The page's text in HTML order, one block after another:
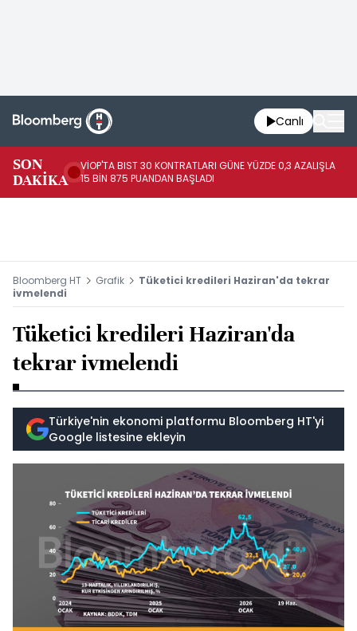
Canlı
SON
DAKİKA
VİOP'TA BIST 30 KONTRATLARI GÜNE YÜZDE 0,3 AZALIŞLA
15 BİN 875 PUANDAN BAŞLADI
Bloomberg HT Grafik
Tüketici kredileri Haziran'da tekrar
ivmelendi
Tüketici kredileri Haziran'da
tekrar ivmelendi
Türkiye'nin ekonomi platformu Bloomberg HT'yi
Google listesine ekleyin